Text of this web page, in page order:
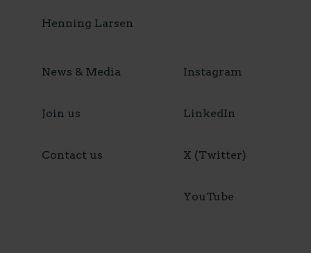
Henning Larsen
News & Media
Join us
Contact us
Instagram
LinkedIn
X (Twitter)
YouTube